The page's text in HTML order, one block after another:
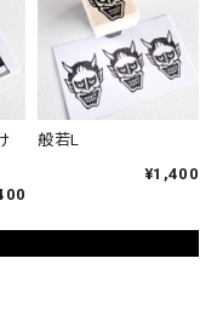
般若L
¥1,400